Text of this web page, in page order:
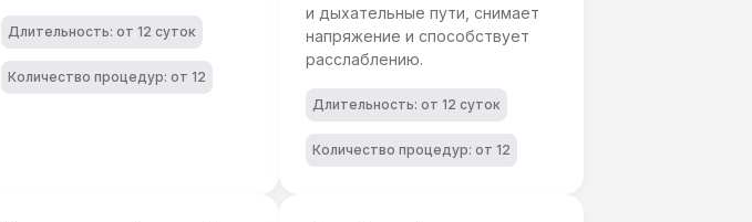
Длительность: от 12 суток
Количество процедур: от 12
и дыхательные пути, снимает
напряжение и способствует
расслаблению.
Длительность: от 12 суток
Количество процедур: от 12